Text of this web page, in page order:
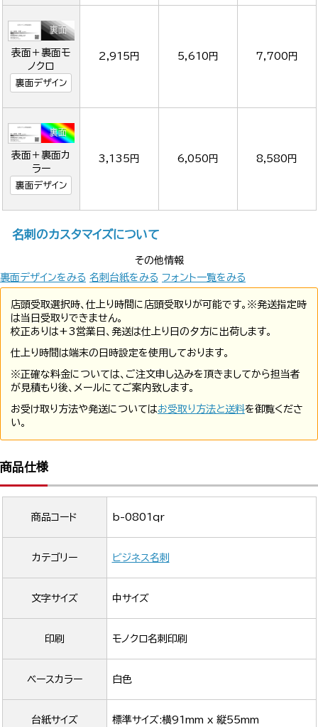
表面＋裏面モ
ノクロ
裏面デザイン
2,915円 5,610円 7,700円
表面＋裏面カ
ラー
裏面デザイン
3,135円 6,050円 8,580円
名刺のカスタマイズについて
その他情報
裏面デザインをみる 名刺台紙をみる フォント一覧をみる
店頭受取選択時、仕上り時間に店頭受取りが可能です。※発送指定時
は当日受取りできません。
校正ありは+3営業日、発送は仕上り日の夕方に出荷します。
仕上り時間は端末の日時設定を使用しております。
※正確な料金については、ご注文申し込みを頂きましてから担当者
が見積もり後、メールにてご案内致します。
お受け取り方法や発送についてはお受取り方法と送料を御覧くださ
い。
商品仕様
商品コード b-0801qr
カテゴリー ビジネス名刺
文字サイズ 中サイズ
印刷 モノクロ名刺印刷
ベースカラー 白色
台紙サイズ 標準サイズ:横91mm x 縦55mm